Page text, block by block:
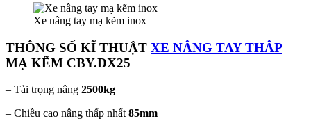
Xe nâng tay mạ kẽm inox
THÔNG SỐ KĨ THUẬT XE NÂNG TAY THÂP
MẠ KẼM CBY.DX25
– Tải trọng nâng 2500kg
– Chiều cao nâng thấp nhất85mm